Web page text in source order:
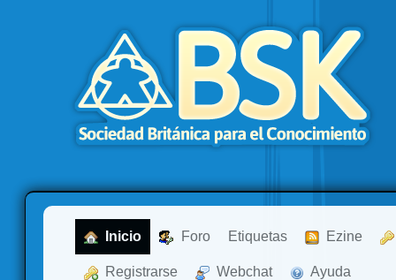
Inicio Foro Etiquetas Ezine
Registrarse Webchat Ayuda